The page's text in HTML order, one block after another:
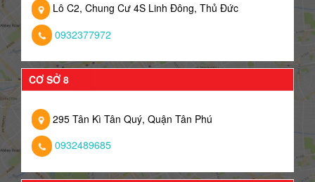
Lô C2, Chung Cư 4S Linh Đông, Thủ Đức
0932377972
CƠ SỞ 8
295 Tân Kì Tân Quý, Quận Tân Phú
0932489685